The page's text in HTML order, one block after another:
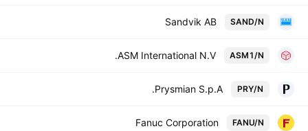
SAND/N
Sandvik AB
ASM1/N
ASM International N.V.
PRY/N
Prysmian S.p.A.
FANU/N
Fanuc Corporation